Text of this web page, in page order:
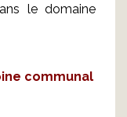
le domaine
communal